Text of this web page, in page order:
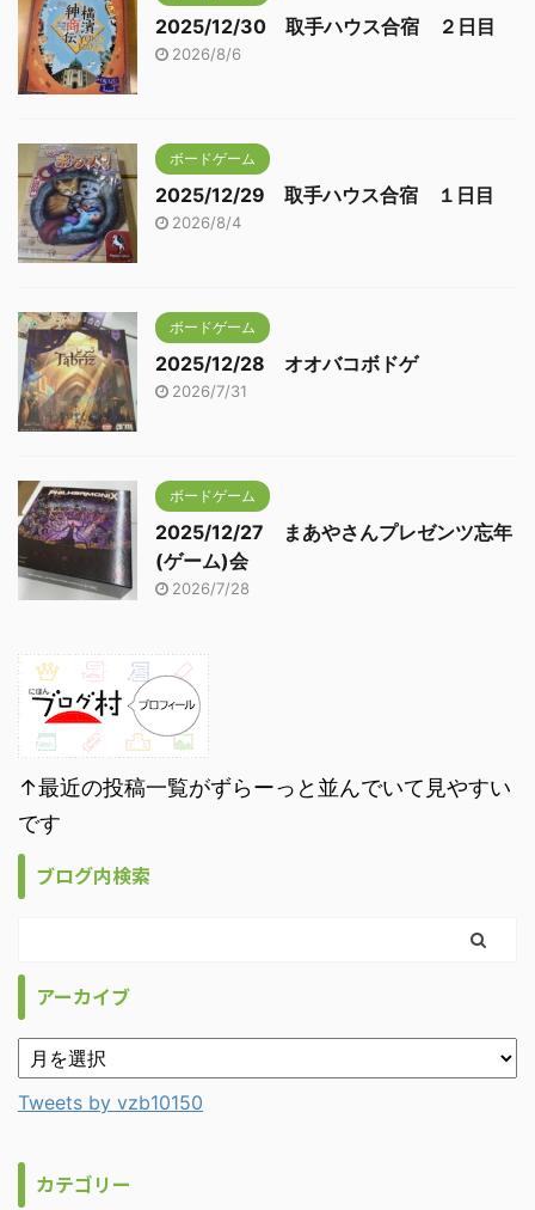
2025/12/30 取手ハウス合宿 ２日目
2026/8/6
ボードゲーム
2025/12/29 取手ハウス合宿 １日目
2026/8/4
ボードゲーム
2025/12/28 オオバコボドゲ
2026/7/31
ボードゲーム
2025/12/27 まあやさんプレゼンツ忘年
(ゲーム)会
2026/7/28
↑最近の投稿一覧がずらーっと並んでいて見やすい
です
ブログ内検索
アーカイブ
Tweets by vzb10150
カテゴリー